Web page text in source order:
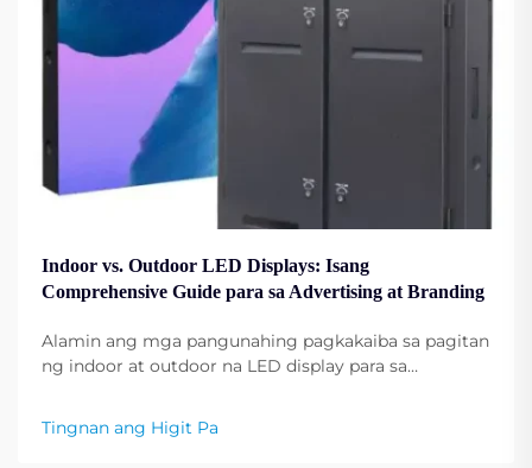
Indoor vs. Outdoor LED Displays: Isang
Comprehensive Guide para sa Advertising at Branding
Alamin ang mga pangunahing pagkakaiba sa pagitan
ng indoor at outdoor na LED display para sa
pinakamahusay na gamit ayon sa industriya. Kuhaan
ng ekspertong pananaw ngayon.
Tingnan ang Higit Pa